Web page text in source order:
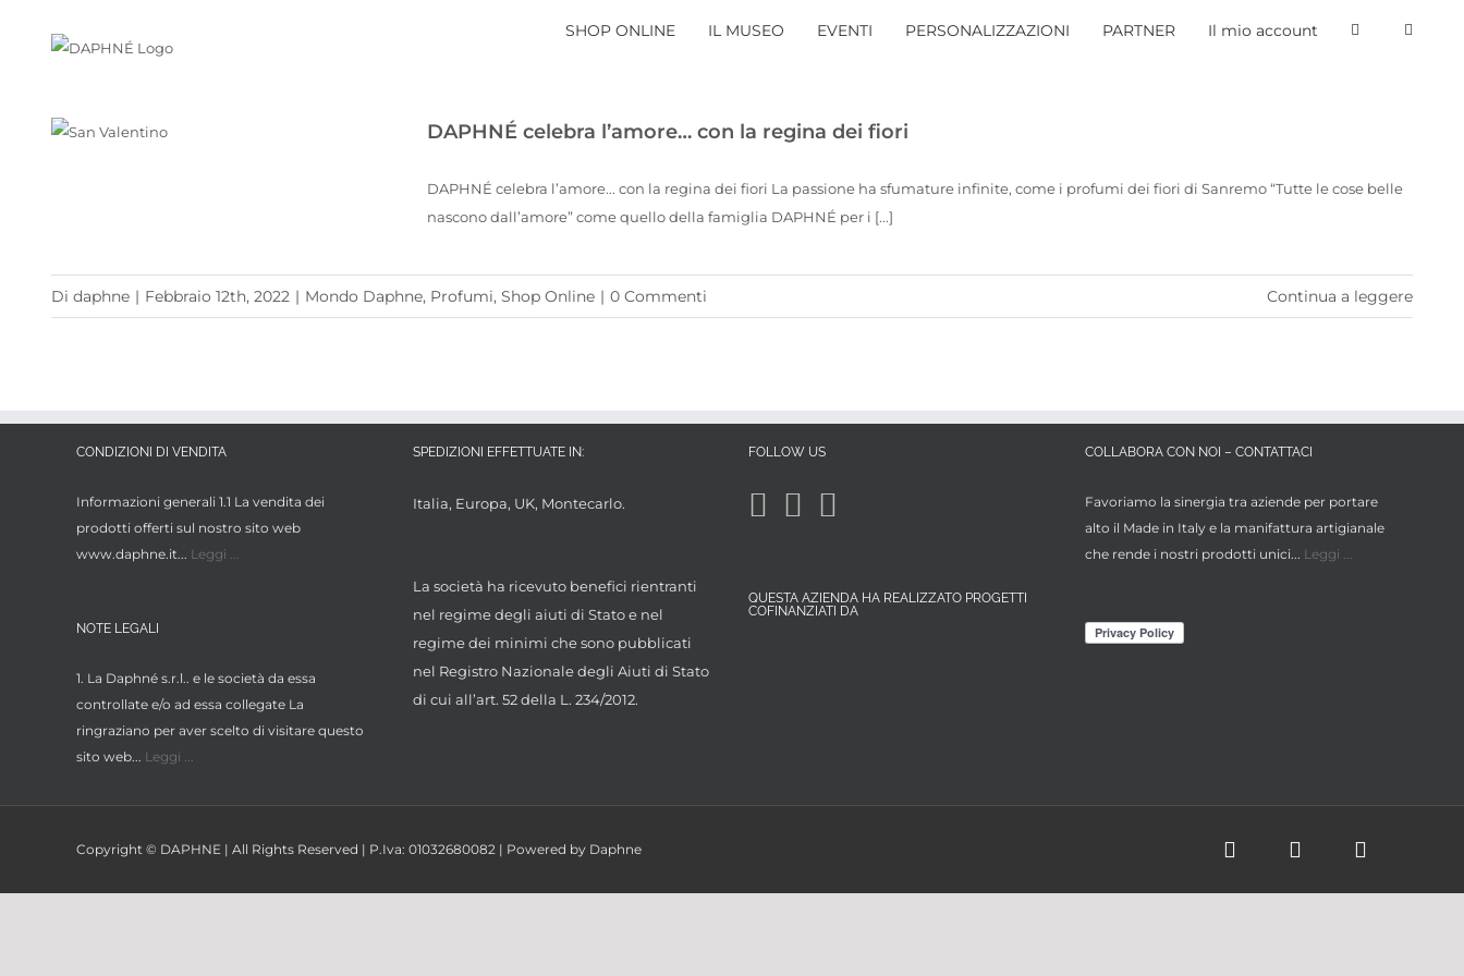
SHOP ONLINE IL MUSEO EVENTI PERSONALIZZAZIONI PARTNER Il mio account
DAPHNÉ celebra l’amore… con la regina dei fiori
DAPHNÉ celebra l’amore... con la regina dei fiori La passione ha sfumature infinite, come i profumi dei fiori di Sanremo “Tutte le cose belle
nascono dall’amore” come quello della famiglia DAPHNÉ per i [...]
Di daphne | Febbraio 12th, 2022 | Mondo Daphne, Profumi, Shop Online | 0 Commenti Continua a leggere
CONDIZIONI DI VENDITA
Informazioni generali 1.1 La vendita dei
prodotti offerti sul nostro sito web
www.daphne.it... Leggi ...
NOTE LEGALI
1. La Daphné s.r.l.. e le società da essa
controllate e/o ad essa collegate La
ringraziano per aver scelto di visitare questo
sito web... Leggi ...
SPEDIZIONI EFFETTUATE IN:
Italia, Europa, UK, Montecarlo.
La società ha ricevuto benefici rientranti
nel regime degli aiuti di Stato e nel
regime dei minimi che sono pubblicati
nel Registro Nazionale degli Aiuti di Stato
di cui all’art. 52 della L. 234/2012.
FOLLOW US
QUESTA AZIENDA HA REALIZZATO PROGETTI
COFINANZIATI DA
COLLABORA CON NOI – CONTATTACI
Favoriamo la sinergia tra aziende per portare
alto il Made in Italy e la manifattura artigianale
che rende i nostri prodotti unici... Leggi ...
Copyright © DAPHNE | All Rights Reserved | P.Iva: 01032680082 | Powered by Daphne FacebookInstagram
X